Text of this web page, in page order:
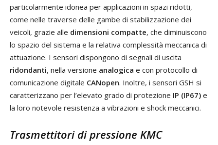
particolarmente idonea per applicazioni in spazi ridotti,
come nelle traverse delle gambe di stabilizzazione dei
veicoli, grazie alle dimensioni compatte, che diminuiscono
lo spazio del sistema e la relativa complessità meccanica di
attuazione. I sensori dispongono di segnali di uscita
ridondanti, nella versione analogica e con protocollo di
comunicazione digitale CANopen. Inoltre, i sensori GSH si
caratterizzano per l’elevato grado di protezione IP (IP67) e
la loro notevole resistenza a vibrazioni e shock meccanici.
Trasmettitori di pressione KMC